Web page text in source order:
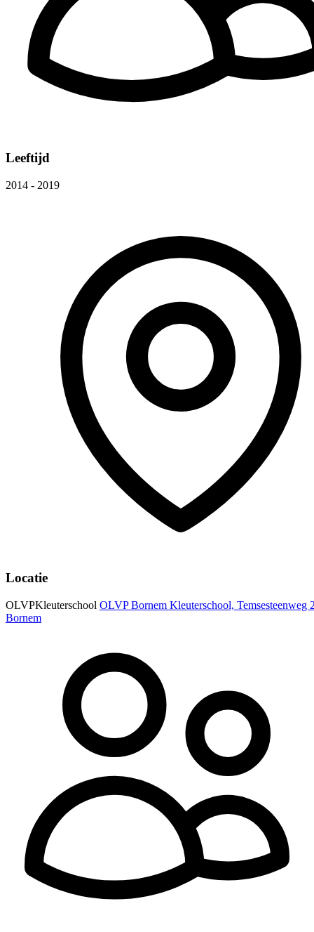
Leeftijd
2014 - 2019
Locatie
OLVPKleuterschool OLVP Bornem Kleuterschool, Temsesteenweg
Bornem